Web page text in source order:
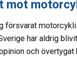
mot
försvarat
har aldrig
och